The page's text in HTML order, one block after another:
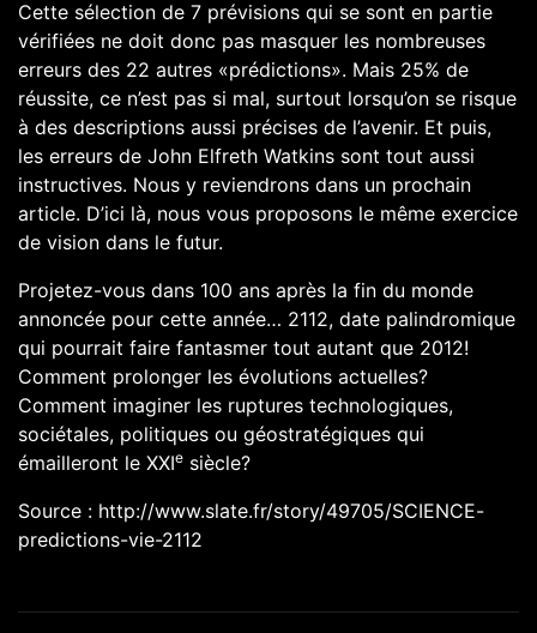
Cette sélection de 7 prévisions qui se sont en partie
vérifiées ne doit donc pas masquer les nombreuses
erreurs des 22 autres «prédictions». Mais 25% de
réussite, ce n’est pas si mal, surtout lorsqu’on se risque
à des descriptions aussi précises de l’avenir. Et puis,
les erreurs de John Elfreth Watkins sont tout aussi
instructives. Nous y reviendrons dans un prochain
article. D’ici là, nous vous proposons le même exercice
de vision dans le futur.
Projetez-vous dans 100 ans après la fin du monde
annoncée pour cette année… 2112, date palindromique
qui pourrait faire fantasmer tout autant que 2012!
Comment prolonger les évolutions actuelles?
Comment imaginer les ruptures technologiques,
sociétales, politiques ou géostratégiques qui
émailleront le XXIe siècle?
Source : http://www.slate.fr/story/49705/SCIENCE-
predictions-vie-2112